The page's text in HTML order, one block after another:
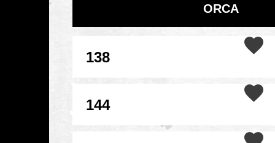
ORCA
138
144